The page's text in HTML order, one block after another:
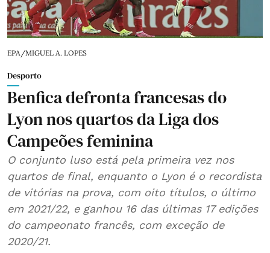
EPA/MIGUEL A. LOPES
Desporto
Benfica defronta francesas do
Lyon nos quartos da Liga dos
Campeões feminina
O conjunto luso está pela primeira vez nos
quartos de final, enquanto o Lyon é o recordista
de vitórias na prova, com oito títulos, o último
em 2021/22, e ganhou 16 das últimas 17 edições
do campeonato francês, com exceção de
2020/21.